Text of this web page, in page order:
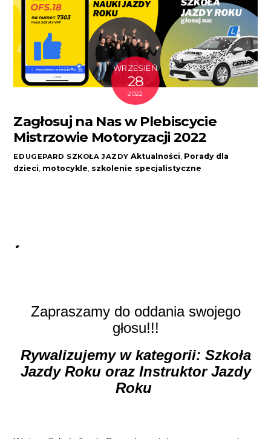
WRZESIEŃ
28
2022
Zagłosuj na Nas w Plebiscycie
Mistrzowie Motoryzacji 2022
EDUGEPARD SZKOŁA JAZDY Aktualności, Porady dla
dzieci, motocykle, szkolenie specjalistyczne
Zapraszamy do oddania swojego
głosu!!!
Rywalizujemy w kategorii: Szkoła
Jazdy Roku oraz Instruktor Jazdy
Roku